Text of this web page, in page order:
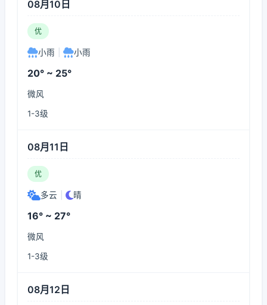
08月10日
优
小雨 小雨
20° ~ 25°
微风
1-3级
08月11日
优
多云 晴
16° ~ 27°
微风
1-3级
08月12日